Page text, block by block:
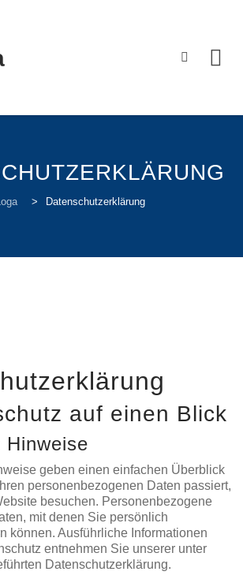
> Datenschutzerklärung
auf einen Blick
Hinweise
geben einen einfachen Überblick
personenbezogenen Daten passiert,
besuchen. Personenbezogene
mit denen Sie persönlich
können. Ausführliche Informationen
entnehmen Sie unserer unter
Datenschutzerklärung.